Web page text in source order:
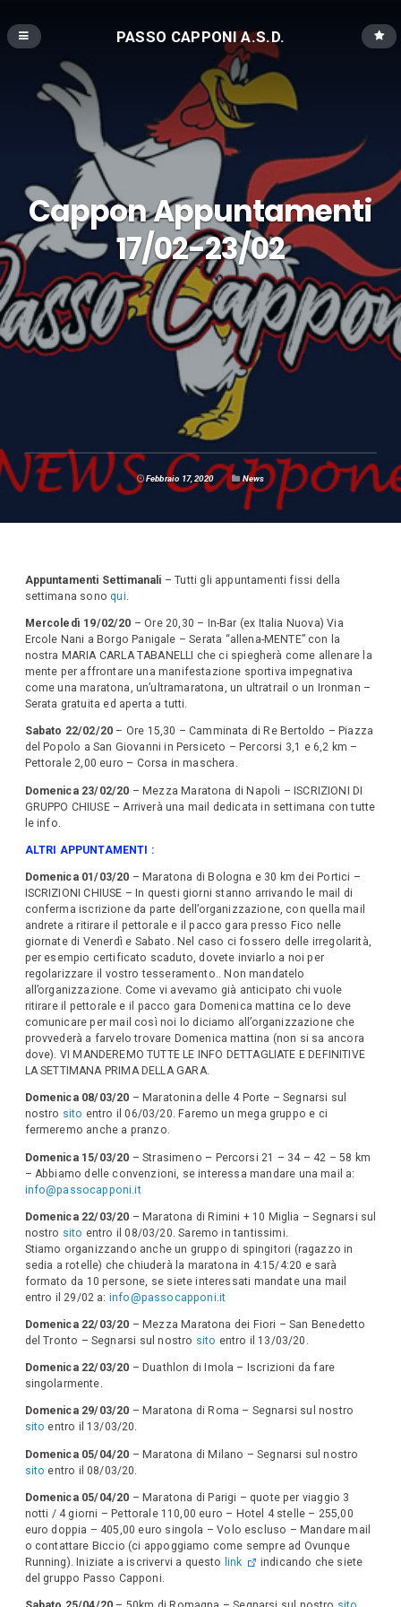
PASSO CAPPONI A.S.D.
Cappon Appuntamenti
17/02-23/02
Febbraio 17, 2020 News
Appuntamenti Settimanali – Tutti gli appuntamenti fissi della
settimana sonoqui.
Mercoledì 19/02/20 – Ore 20,30 – In-Bar (ex Italia Nuova) Via
Ercole Nani a Borgo Panigale – Serata “allena-MENTE” con la
nostra MARIA CARLA TABANELLI che ci spiegherà come allenare la
mente per affrontare una manifestazione sportiva impegnativa
come una maratona, un’ultramaratona, un ultratrail o un Ironman –
Serata gratuita ed aperta a tutti.
Sabato 22/02/20 – Ore 15,30 – Camminata di Re Bertoldo – Piazza
del Popolo a San Giovanni in Persiceto – Percorsi 3,1 e 6,2 km –
Pettorale 2,00 euro – Corsa in maschera.
Domenica 23/02/20 – Mezza Maratona di Napoli – ISCRIZIONI DI
GRUPPO CHIUSE – Arriverà una mail dedicata in settimana con tutte
le info.
ALTRI APPUNTAMENTI :
Domenica 01/03/20 – Maratona di Bologna e 30 km dei Portici –
ISCRIZIONI CHIUSE – In questi giorni stanno arrivando le mail di
conferma iscrizione da parte dell’organizzazione, con quella mail
andrete a ritirare il pettorale e il pacco gara presso Fico nelle
giornate di Venerdì e Sabato. Nel caso ci fossero delle irregolarità,
per esempio certificato scaduto, dovete inviarlo a noi per
regolarizzare il vostro tesseramento.. Non mandatelo
all’organizzazione. Come vi avevamo già anticipato chi vuole
ritirare il pettorale e il pacco gara Domenica mattina ce lo deve
comunicare per mail così noi lo diciamo all’organizzazione che
provvederà a farvelo trovare Domenica mattina (non si sa ancora
dove). VI MANDEREMO TUTTE LE INFO DETTAGLIATE E DEFINITIVE
LA SETTIMANA PRIMA DELLA GARA.
Domenica 08/03/20 – Maratonina delle 4 Porte – Segnarsi sul
nostro sito entro il 06/03/20. Faremo un mega gruppo e ci
fermeremo anche a pranzo.
Domenica 15/03/20 – Strasimeno – Percorsi 21 – 34 – 42 – 58 km
– Abbiamo delle convenzioni, se interessa mandare una mail a:
info@passocapponi.it
Domenica 22/03/20 – Maratona di Rimini + 10 Miglia – Segnarsi sul
nostro sito entro il 08/03/20. Saremo in tantissimi.
Stiamo organizzando anche un gruppo di spingitori (ragazzo in
sedia a rotelle) che chiuderà la maratona in 4:15/4:20 e sarà
formato da 10 persone, se siete interessati mandate una mail
entro il 29/02 a: info@passocapponi.it
Domenica 22/03/20 – Mezza Maratona dei Fiori – San Benedetto
del Tronto – Segnarsi sul nostro sito entro il 13/03/20.
Domenica 22/03/20 – Duathlon di Imola – Iscrizioni da fare
singolarmente.
Domenica 29/03/20 – Maratona di Roma – Segnarsi sul nostro
sito entro il 13/03/20.
Domenica 05/04/20 – Maratona di Milano – Segnarsi sul nostro
sito entro il 08/03/20.
Domenica 05/04/20 – Maratona di Parigi – quote per viaggio 3
notti / 4 giorni – Pettorale 110,00 euro – Hotel 4 stelle – 255,00
euro doppia – 405,00 euro singola – Volo escluso – Mandare mail
o contattare Biccio (ci appoggiamo come sempre ad Ovunque
Running). Iniziate a iscrivervi a questo link
indicando che siete
del gruppo Passo Capponi.